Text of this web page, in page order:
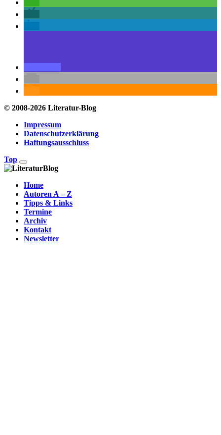
© 2008-2026 Literatur-Blog
Impressum
Datenschutzerklärung
Haftungsausschluss
Top
Home
Autoren A – Z
Tipps & Links
Termine
Archiv
Kontakt
Newsletter